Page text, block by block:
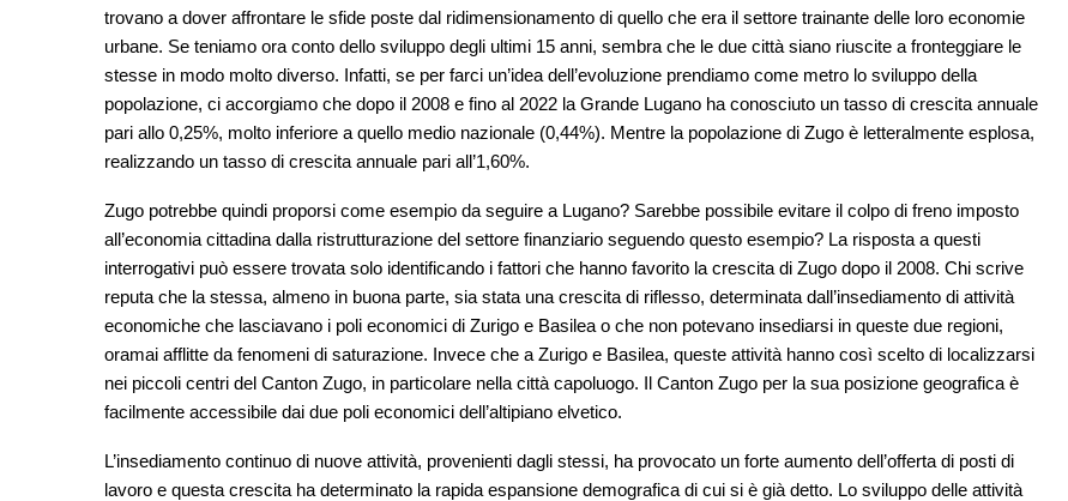
trovano a dover affrontare le sfide poste dal ridimensionamento di quello che era il settore trainante delle loro economie
urbane. Se teniamo ora conto dello sviluppo degli ultimi 15 anni, sembra che le due città siano riuscite a fronteggiare le
stesse in modo molto diverso. Infatti, se per farci un’idea dell’evoluzione prendiamo come metro lo sviluppo della
popolazione, ci accorgiamo che dopo il 2008 e fino al 2022 la Grande Lugano ha conosciuto un tasso di crescita annuale
pari allo 0,25%, molto inferiore a quello medio nazionale (0,44%). Mentre la popolazione di Zugo è letteralmente esplosa,
realizzando un tasso di crescita annuale pari all’1,60%.
Zugo potrebbe quindi proporsi come esempio da seguire a Lugano? Sarebbe possibile evitare il colpo di freno imposto
all’economia cittadina dalla ristrutturazione del settore finanziario seguendo questo esempio? La risposta a questi
interrogativi può essere trovata solo identificando i fattori che hanno favorito la crescita di Zugo dopo il 2008. Chi scrive
reputa che la stessa, almeno in buona parte, sia stata una crescita di riflesso, determinata dall’insediamento di attività
economiche che lasciavano i poli economici di Zurigo e Basilea o che non potevano insediarsi in queste due regioni,
oramai afflitte da fenomeni di saturazione. Invece che a Zurigo e Basilea, queste attività hanno così scelto di localizzarsi
nei piccoli centri del Canton Zugo, in particolare nella città capoluogo. Il Canton Zugo per la sua posizione geografica è
facilmente accessibile dai due poli economici dell’altipiano elvetico.
L’insediamento continuo di nuove attività, provenienti dagli stessi, ha provocato un forte aumento dell’offerta di posti di
lavoro e questa crescita ha determinato la rapida espansione demografica di cui si è già detto. Lo sviluppo delle attività